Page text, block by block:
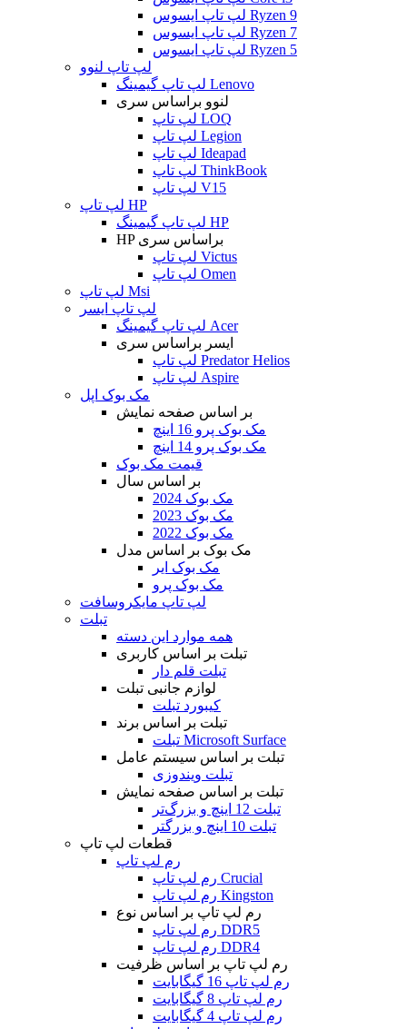
لپ تاپ ایسوس Ryzen 9
لپ تاپ ایسوس Ryzen 7
لپ تاپ ایسوس Ryzen 5
لپ تاپ لنوو
لپ تاپ گیمینگ Lenovo
لنوو براساس سری
لپ تاپ LOQ
لپ تاپ Legion
لپ تاپ Ideapad
لپ تاپ ThinkBook
لپ تاپ V15
لپ تاپ HP
لپ تاپ گیمینگ HP
HP براساس سری
لپ تاپ Victus
لپ تاپ Omen
لپ تاپ Msi
لپ تاپ ایسر
لپ تاپ گیمینگ Acer
ایسر براساس سری
لپ تاپ Predator Helios
لپ تاپ Aspire
مک بوک اپل
بر اساس صفحه نمایش
مک بوک پرو 16 اینچ
مک بوک پرو 14 اینچ
قیمت مک بوک
بر اساس سال
مک بوک 2024
مک بوک 2023
مک بوک 2022
مک بوک بر اساس مدل
مک بوک ایر
مک بوک پرو
لپ تاپ مایکروسافت
تبلت
همه موارد این دسته
تبلت بر اساس کاربری
تبلت قلم دار
لوازم جانبی تبلت
کیبورد تبلت
تبلت بر اساس برند
تبلت Microsoft Surface
تبلت بر اساس سیستم عامل
تبلت ویندوزی
تبلت بر اساس صفحه نمایش
تبلت 12 اینچ و بزرگ‌تر
تبلت 10 اینچ و بزرگتر
قطعات لپ تاپ
رم لپ تاپ
رم لپ تاپ Crucial
رم لپ تاپ Kingston
رم لپ تاپ بر اساس نوع
رم لپ تاپ DDR5
رم لپ تاپ DDR4
رم لپ تاپ بر اساس ظرفیت
رم لپ تاپ 16 گیگابایت
رم لپ تاپ 8 گیگابایت
رم لپ تاپ 4 گیگابایت